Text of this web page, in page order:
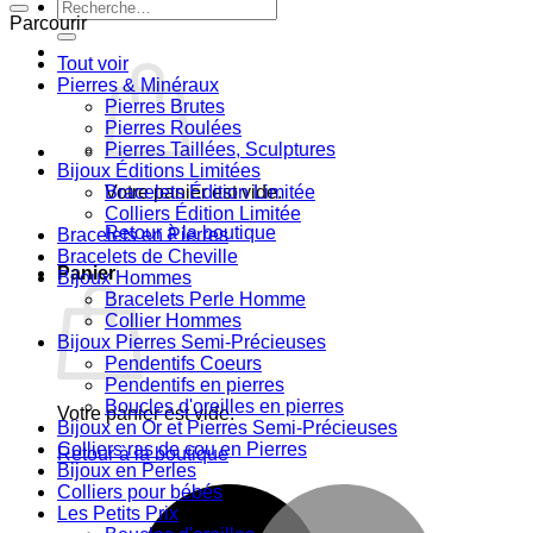
Recherche
pour :
Votre panier est vide.
Retour à la boutique
Panier
Votre panier est vide.
Retour à la boutique
Parcourir
Tout voir
Pierres & Minéraux
Pierres Brutes
Pierres Roulées
Pierres Taillées, Sculptures
Bijoux Éditions Limitées
Bracelets Édition Limitée
Colliers Édition Limitée
Bracelets en Pierres
Bracelets de Cheville
Bijoux Hommes
Bracelets Perle Homme
Collier Hommes
Bijoux Pierres Semi-Précieuses
Pendentifs Coeurs
Pendentifs en pierres
Boucles d'oreilles en pierres
Bijoux en Or et Pierres Semi-Précieuses
Colliers ras de cou en Pierres
Bijoux en Perles
Colliers pour bébés
Les Petits Prix